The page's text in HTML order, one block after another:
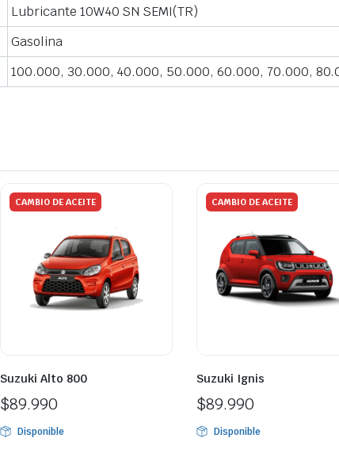
Lubricante 10W40 SN SEMI(TR)
Gasolina
100.000, 30.000, 40.000, 50.000, 60.000, 70.000,
CAMBIO DE ACEITE
Suzuki Alto 800
$89.990
Disponible
CAMBIO DE ACEITE
Suzuki Ignis
$89.990
Disponible